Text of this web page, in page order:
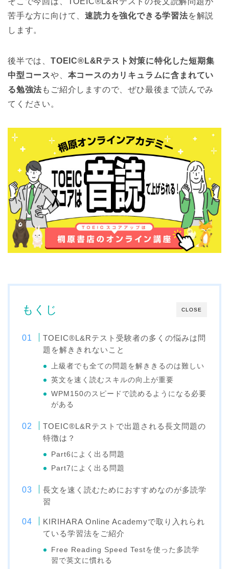
苦手な方に向けて、速読力を強化できる学習法を解説
します。
後半では、 TOEIC®L&Rテスト対策に特化した短期集
中型コースや、 本コースのカリキュラムに含まれてい
る勉強法もご紹介しますので、ぜひ最後まで読んでみ
てください。
CLOSE
もくじ
TOEIC®L&Rテスト受験者の多くの悩みは問
題を解ききれないこと
上級者でも全ての問題を解ききるのは難しい
英文を速く読むスキルの向上が重要
WPM150のスピードで読めるようになる必要
がある
TOEIC®L&Rテストで出題される長文問題の
特徴は？
Part6によく出る問題
Part7によく出る問題
長文を速く読むためにおすすめなのが多読学
習
KIRIHARA Online Academyで取り入れられ
ている学習法をご紹介
Free Reading Speed Testを使った多読学
習で英文に慣れる